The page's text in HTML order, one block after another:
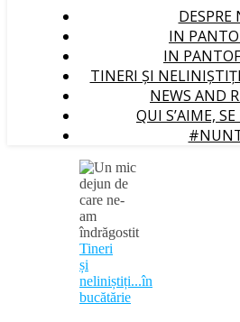
DESPRE
IN
IN
TINERI ȘI
NEWS AND
QUI S’AIME,
Tineri
și
neliniștiți...în
bucătărie